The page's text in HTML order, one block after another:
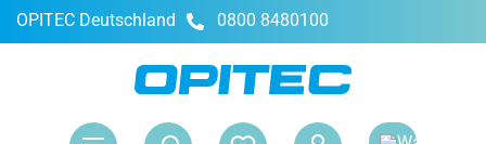
springen
OPITEC Deutschland 0800 8480100